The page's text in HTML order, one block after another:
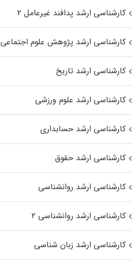
کارشناسی ارشد پدافند غیرعامل ۲
کارشناسی ارشد پژوهش علوم اجتماعی
کارشناسی ارشد تاریخ
کارشناسی ارشد علوم ورزشی
کارشناسی ارشد حسابداری
کارشناسی ارشد حقوق
کارشناسی ارشد روانشناسی
کارشناسی ارشد روانشناسی ۲
کارشناسی ارشد زبان شناسی